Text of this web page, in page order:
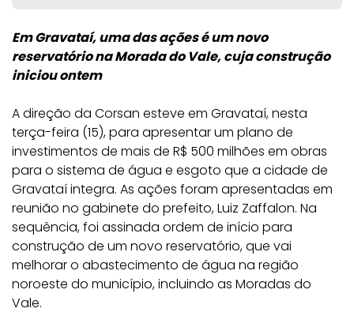
Em Gravataí, uma das ações é um novo
reservatório na Morada do Vale, cuja construção
iniciou ontem
A direção da Corsan esteve em Gravataí, nesta
terça-feira (15), para apresentar um plano de
investimentos de mais de R$ 500 milhões em obras
para o sistema de água e esgoto que a cidade de
Gravataí integra. As ações foram apresentadas em
reunião no gabinete do prefeito, Luiz Zaffalon. Na
sequência, foi assinada ordem de início para
construção de um novo reservatório, que vai
melhorar o abastecimento de água na região
noroeste do município, incluindo as Moradas do
Vale.